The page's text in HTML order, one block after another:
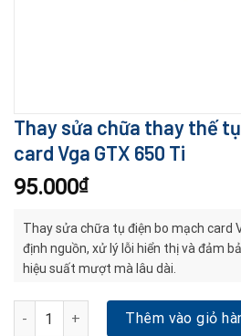
Thay sửa chữa thay thế
card Vga GTX 650 Ti
95.000₫
Thay sửa chữa tụ điện bo mạch card
định nguồn, xử lý lỗi hiển thị và đảm
hiệu suất mượt mà lâu dài.
Thay sửa chữa thay thế tụ điện bo
Thêm vào giỏ